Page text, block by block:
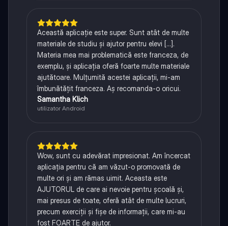
Această aplicație este super. Sunt atât de multe
materiale de studiu și ajutor pentru elevi [...].
Materia mea mai problematică este franceza, de
exemplu, și aplicația oferă foarte multe materiale
ajutătoare. Mulțumită acestei aplicații, mi-am
îmbunătățit franceza. Aș recomanda-o oricui.
Samantha Klich
utilizator Android
Wow, sunt cu adevărat impresionat. Am încercat
aplicația pentru că am văzut-o promovată de
multe ori și am rămas uimit. Aceasta este
AJUTORUL de care ai nevoie pentru școală și,
mai presus de toate, oferă atât de multe lucruri,
precum exerciții și fișe de informații, care mi-au
fost FOARTE de ajutor.